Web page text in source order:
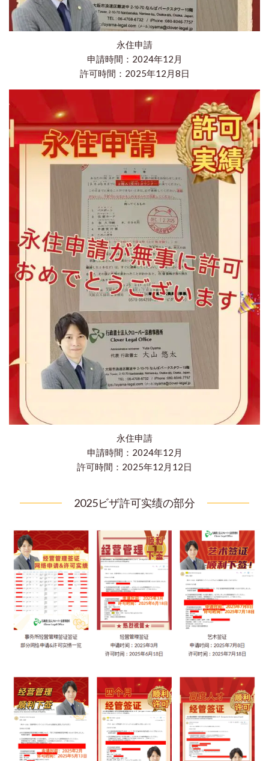
永住申請
申請時間：2024年12月
許可時間：2025年12月8日
永住申請
申請時間：2024年12月
​許可時間：2025年12月12日
2025ビザ許可实绩の部分